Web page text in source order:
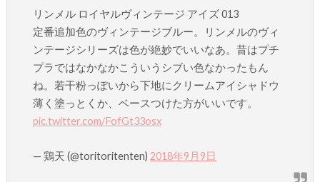
リンメル ロイヤルヴィンテージ アイズ 013
定番追加色のヴィンテージブルー。リンメルのヴィ
ンテージシリーズは色が絶妙でいいなあ。昔はプチ
プラではなかなかこういうシブい色なかったもん
ね。若干粉っぽいから下地にクリームアイシャドウ
薄く塗っとくか、ベースつけた方がいいです。
pic.twitter.com/FofGt33osx
— 鶏天 (@toritoritenten)2018年9月9日